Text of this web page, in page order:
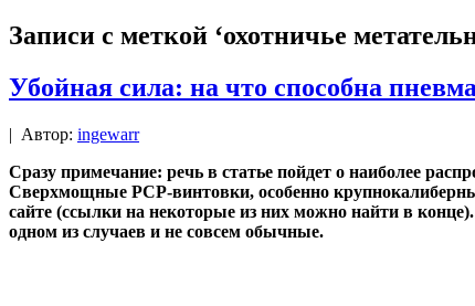
Записи с меткой ‘охотничье
Убойная сила: на что способна
| Автор: ingewarr
Сразу примечание: речь в статье пойдет о наиболее
Сверхмощные PCP-винтовки, особенно
сайте (ссылки на некоторые из них можно найти в
одном из случаев и не совсем обычные.